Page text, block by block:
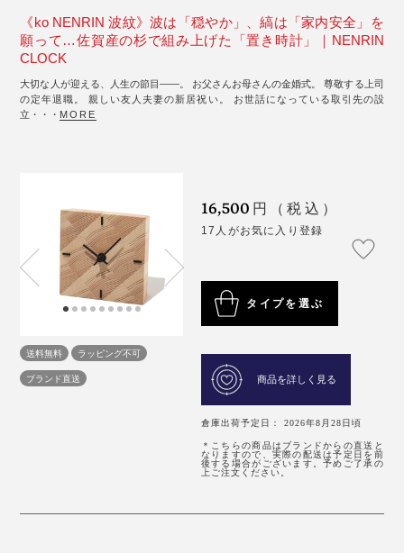
《ko NENRIN 波紋》波は「穏やか」、縞は「家内安全」を
願って…佐賀産の杉で組み上げた「置き時計」｜NENRIN
CLOCK
大切な人が迎える、人生の節目――。 お父さんお母さんの金婚式。 尊敬する上司
の定年退職。 親しい友人夫妻の新居祝い。 お世話になっている取引先の設
立・・・ MORE
送料無料
ラッピング不可
ブランド直送
16,500 円（税込）
17人がお気に入り登録
タイプを選ぶ
商品を詳しく見る
倉庫出荷予定日： 2026年8月28日頃
＊こちらの商品はブランドからの直送と
なりますので、実際の配送は予定日を前
後する場合がございます。予めご了承の
上ご注文ください。